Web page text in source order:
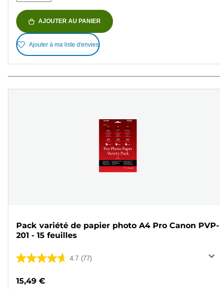
AJOUTER AU PANIER
Ajouter à ma liste d'envies
Pack variété de papier photo A4 Pro Canon PVP-
201 - 15 feuilles
4.7 (77)
4.7
15,49 €